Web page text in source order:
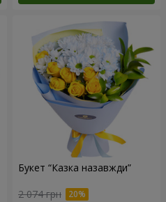
Букет “Казка назавжди”
2 074 грн